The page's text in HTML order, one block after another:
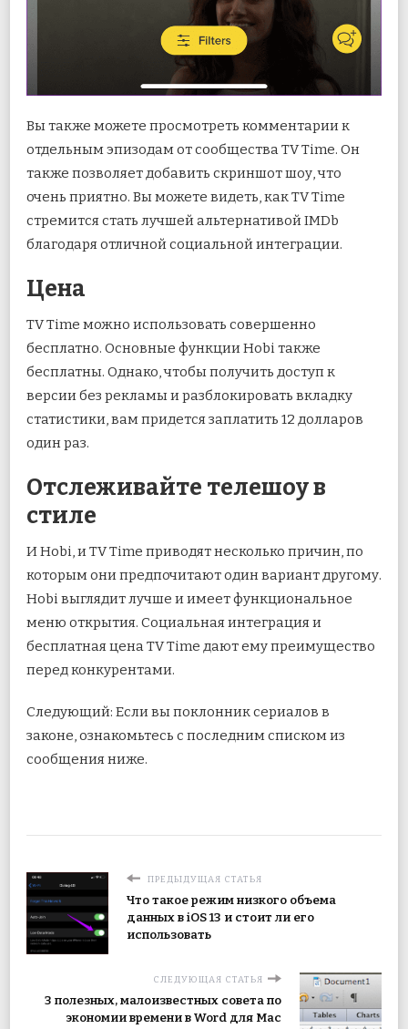
Вы также можете просмотреть комментарии к
отдельным эпизодам от сообщества TV Time. Он
также позволяет добавить скриншот шоу, что
очень приятно. Вы можете видеть, как TV Time
стремится стать лучшей альтернативой IMDb
благодаря отличной социальной интеграции.
Цена
TV Time можно использовать совершенно
бесплатно. Основные функции Hobi также
бесплатны. Однако, чтобы получить доступ к
версии без рекламы и разблокировать вкладку
статистики, вам придется заплатить 12 долларов
один раз.
Отслеживайте телешоу в
стиле
И Hobi, и TV Time приводят несколько причин, по
которым они предпочитают один вариант другому.
Hobi выглядит лучше и имеет функциональное
меню открытия. Социальная интеграция и
бесплатная цена TV Time дают ему преимущество
перед конкурентами.
Следующий: Если вы поклонник сериалов в
законе, ознакомьтесь с последним списком из
сообщения ниже.
ПРЕДЫДУЩАЯ СТАТЬЯ
Что такое режим низкого объема
данных в iOS 13 и стоит ли его
использовать
СЛЕДУЮЩАЯ СТАТЬЯ
3 полезных, малоизвестных совета по
экономии времени в Word для Mac